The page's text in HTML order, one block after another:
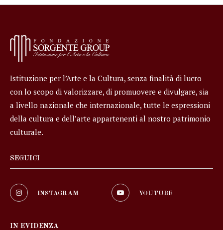
Istituzione per l’Arte e la Cultura, senza finalità di lucro
con lo scopo di valorizzare, di promuovere e divulgare, sia
a livello nazionale che internazionale, tutte le espressioni
della cultura e dell’arte appartenenti al nostro patrimonio
culturale.
SEGUICI
INSTAGRAM YOUTUBE
IN EVIDENZA